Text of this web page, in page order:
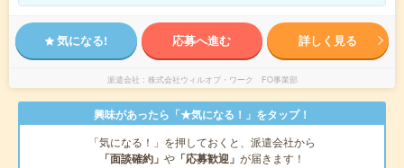
気になる! 応募へ進む 詳しく見る
派遣会社 株式会社ウィルオブ・ワーク FO事業部
興味があったら「★気になる！」をタップ！
「気になる！」を押しておくと、派遣会社から
「面談確約」 や 「応募歓迎」 が届きます！